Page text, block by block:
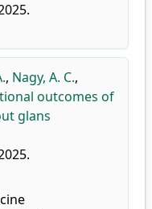
, Nagy, A. C.,
outcomes of
glans